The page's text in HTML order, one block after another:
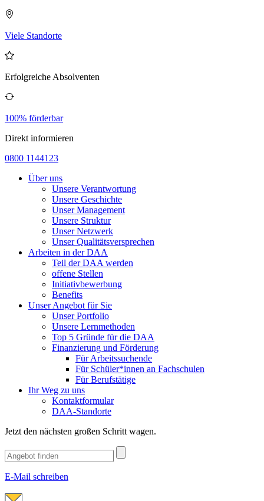
Viele Standorte
Erfolgreiche Absolventen
100% förderbar
Direkt informieren
0800 1144123
Über uns
Unsere Verantwortung
Unsere Geschichte
Unser Management
Unsere Struktur
Unser Netzwerk
Unser Qualitätsversprechen
Arbeiten in der DAA
Teil der DAA werden
offene Stellen
Initiativbewerbung
Benefits
Unser Angebot für Sie
Unser Portfolio
Unsere Lernmethoden
Top 5 Gründe für die DAA
Finanzierung und Förderung
Für Arbeitssuchende
Für Schüler*innen an Fachschulen
Für Berufstätige
Ihr Weg zu uns
Kontaktformular
DAA-Standorte
Jetzt den nächsten großen Schritt wagen.
E-Mail schreiben